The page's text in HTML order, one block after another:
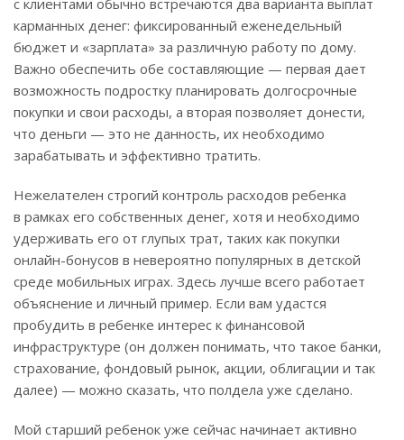
карманных денег: фиксированный еженедельный
бюджет и «зарплата» за различную работу по дому.
Важно обеспечить обе составляющие — первая дает
возможность подростку планировать долгосрочные
покупки и свои расходы, а вторая позволяет донести,
что деньги — это не данность, их необходимо
зарабатывать и эффективно тратить.
Нежелателен строгий контроль расходов ребенка
в рамках его собственных денег, хотя и необходимо
удерживать его от глупых трат, таких как покупки
онлайн-бонусов в невероятно популярных в детской
среде мобильных играх. Здесь лучше всего работает
объяснение и личный пример. Если вам удастся
пробудить в ребенке интерес к финансовой
инфраструктуре (он должен понимать, что такое банки,
страхование, фондовый рынок, акции, облигации и так
далее) — можно сказать, что полдела уже сделано.
Мой старший ребенок уже сейчас начинает активно